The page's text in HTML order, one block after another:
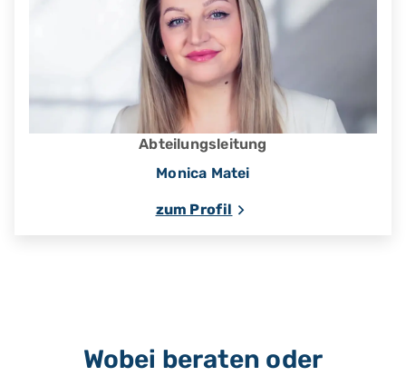
Abteilungsleitung
Monica Matei
zum Profil
Wobei beraten oder